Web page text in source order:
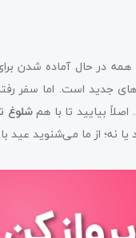
در حال آماده شدن
جدید است. اما سفر
بیایید تا با همشلوغ
نه؛ از ما می‌شنوید